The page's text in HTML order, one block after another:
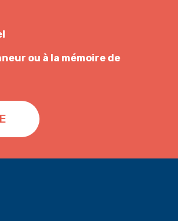
ou à la mémoire de